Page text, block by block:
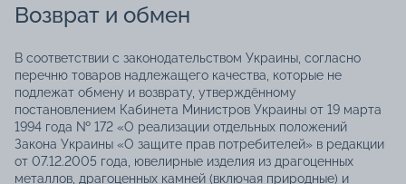
Возврат и обмен
В соответствии с законодательством Украины, согласно
перечню товаров надлежащего качества, которые не
подлежат обмену и возврату, утверждённому
постановлением Кабинета Министров Украины от 19 марта
1994 года № 172 «О реализации отдельных положений
Закона Украины «О защите прав потребителей» в редакции
от 07.12.2005 года, ювелирные изделия из драгоценных
металлов, драгоценных камней (включая природные) и